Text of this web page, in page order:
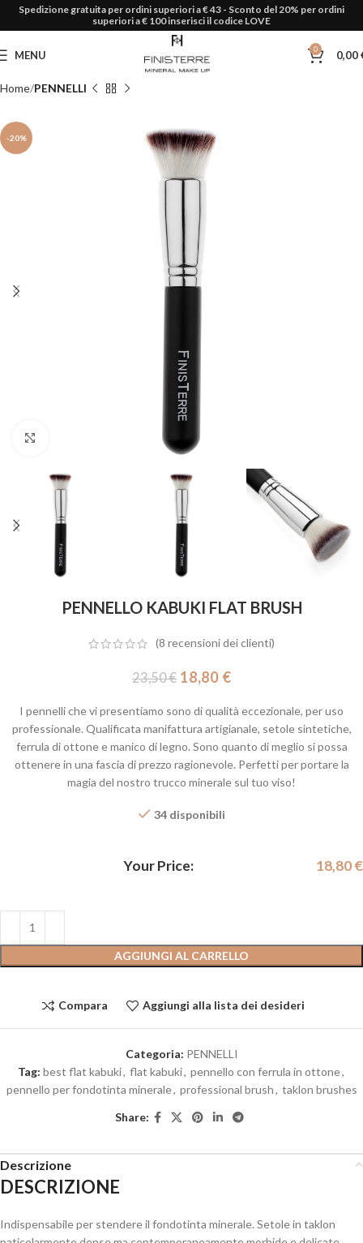
Spedizione gratuita per ordini superiori a € 43 - Sconto del 20% per ordini
superiori a € 100 inserisci il codice LOVE
MENU 0 0,00
Home PENNELLI
-20%
PENNELLO KABUKI FLAT BRUSH
(8 recensioni dei clienti)
23,50€ 18,80 €
I pennelli che vi presentiamo sono di qualità eccezionale, per uso
professionale. Qualificata manifattura artigianale, setole sintetiche,
ferrula di ottone e manico di legno. Sono quanto di meglio si possa
ottenere in una fascia di prezzo ragionevole. Perfetti per portare la
magia del nostro trucco minerale sul tuo viso!
34 disponibili
Your Price: 18,80€
AGGIUNGI AL CARRELLO
Compara Aggiungi alla lista dei desideri
Categoria: PENNELLI
Tag: best flat kabuki, flat kabuki, pennello con ferrula in ottone,
pennello per fondotinta minerale, professional brush, taklon brushes
Share:
Descrizione
DESCRIZIONE
Indispensabile per stendere il fondotinta minerale. Setole in taklon